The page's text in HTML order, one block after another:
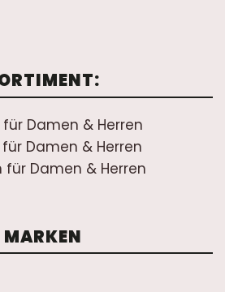
Damen & Herren
Damen & Herren
für Damen & Herren
MARKEN